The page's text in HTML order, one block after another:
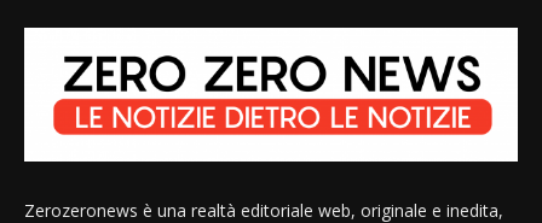
Zerozeronews è una realtà editoriale web, originale e inedita,